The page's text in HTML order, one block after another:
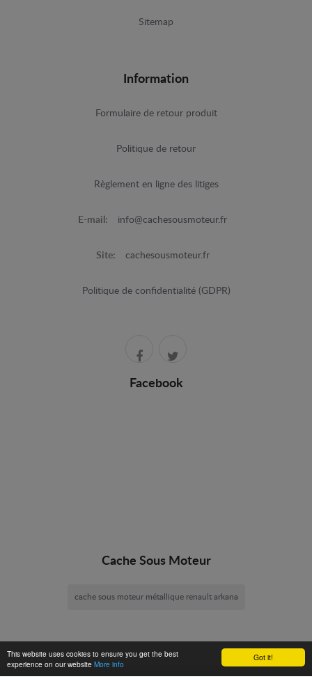
Got it!
This website uses cookies to ensure you get the best
experience on our website More info
Sitemap
Information
Formulaire de retour produit
Politique de retour
Règlement en ligne des litiges
E-mail: info@cachesousmoteur.fr
Site: cachesousmoteur.fr
Politique de confidentialité (GDPR)
Facebook
Cache Sous Moteur
cache sous moteur métallique renault arkana